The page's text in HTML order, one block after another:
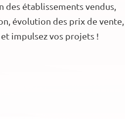
des établissements vendus,
évolution des prix de vente,
impulsez vos projets !